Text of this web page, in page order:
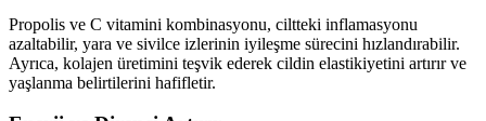
Propolis ve C vitamini kombinasyonu, ciltteki inflamasyonu
azaltabilir, yara ve sivilce izlerinin iyileşme sürecini hızlandırabilir.
Ayrıca, kolajen üretimini teşvik ederek cildin elastikiyetini artırır ve
yaşlanma belirtilerini hafifletir.